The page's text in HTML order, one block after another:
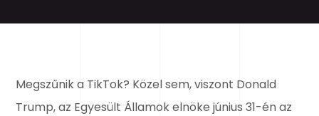
Megszűnik a TikTok? Közel sem, viszont Donald
Trump, az Egyesült Államok elnöke június 31-én az